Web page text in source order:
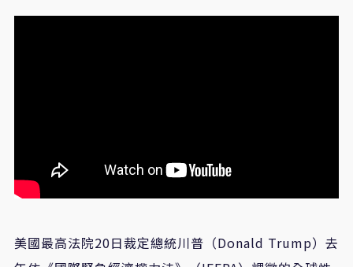
美國最高法院20日裁定總統川普（Donald Trump）去